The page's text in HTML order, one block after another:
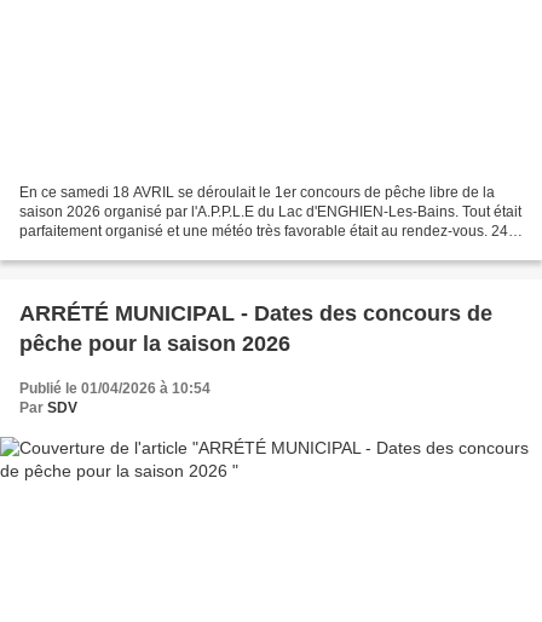
En ce samedi 18 AVRIL se déroulait le 1er concours de pêche libre de la
saison 2026 organisé par l'A.P.P.L.E du Lac d'ENGHIEN-Les-Bains. Tout était
parfaitement organisé et une météo très favorable était au rendez-vous. 24
ARRÉTÉ MUNICIPAL - Dates des concours de
pêche pour la saison 2026
Publié le 01/04/2026 à 10:54
Par SDV